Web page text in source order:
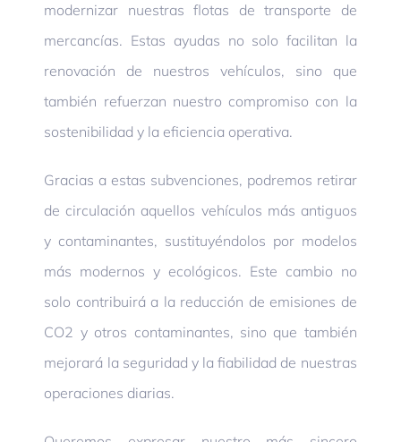
modernizar nuestras flotas de transporte de
mercancías. Estas ayudas no solo facilitan la
renovación de nuestros vehículos, sino que
también refuerzan nuestro compromiso con la
sostenibilidad y la eficiencia operativa.
Gracias a estas subvenciones, podremos retirar
de circulación aquellos vehículos más antiguos
y contaminantes, sustituyéndolos por modelos
más modernos y ecológicos. Este cambio no
solo contribuirá a la reducción de emisiones de
CO2 y otros contaminantes, sino que también
mejorará la seguridad y la fiabilidad de nuestras
operaciones diarias.